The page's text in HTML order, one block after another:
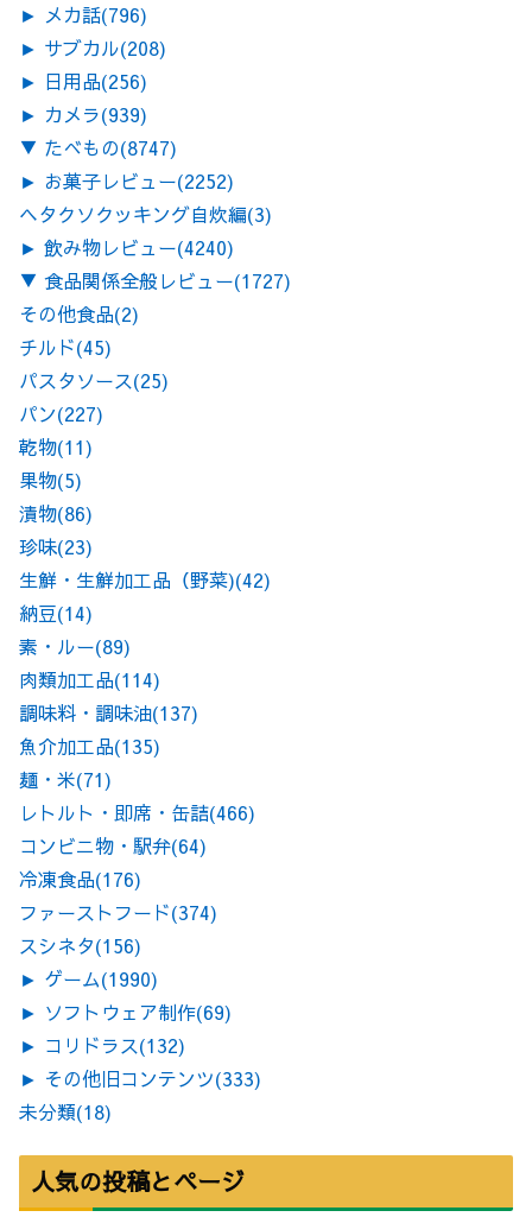
► メカ話(796)
► サブカル(208)
► 日用品(256)
► カメラ(939)
▼ たべもの(8747)
► お菓子レビュー(2252)
ヘタクソクッキング自炊編(3)
► 飲み物レビュー(4240)
▼ 食品関係全般レビュー(1727)
その他食品(2)
チルド(45)
パスタソース(25)
パン(227)
乾物(11)
果物(5)
漬物(86)
珍味(23)
生鮮・生鮮加工品（野菜)(42)
納豆(14)
素・ルー(89)
肉類加工品(114)
調味料・調味油(137)
魚介加工品(135)
麺・米(71)
レトルト・即席・缶詰(466)
コンビニ物・駅弁(64)
冷凍食品(176)
ファーストフード(374)
スシネタ(156)
► ゲーム(1990)
► ソフトウェア制作(69)
► コリドラス(132)
► その他旧コンテンツ(333)
未分類(18)
人気の投稿とページ